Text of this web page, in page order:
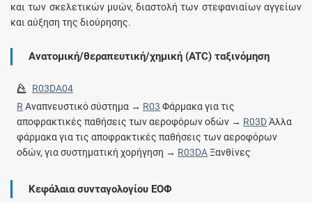
και των σκελετικών μυών, διαστολή των στεφανιαίων αγγείων
και αύξηση της διούρησης.
Ανατομική/θεραπευτική/χημική (ATC) ταξινόμηση
R03DA04
R Αναπνευστικό σύστημα → R03 Φάρμακα για τις
αποφρακτικές παθήσεις των αεροφόρων οδών → R03DΆλλα
φάρμακα για τις αποφρακτικές παθήσεις των αεροφόρων
οδών, για συστηματική χορήγηση → R03DAΞανθίνες
Κεφάλαια συνταγολογίου ΕΟΦ